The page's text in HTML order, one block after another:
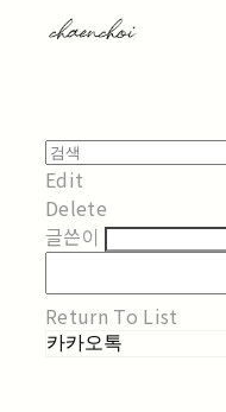
Edit
Delete
글쓴이
Return To List
카카오톡